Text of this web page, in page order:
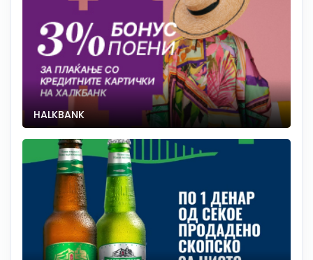
HALKBANK